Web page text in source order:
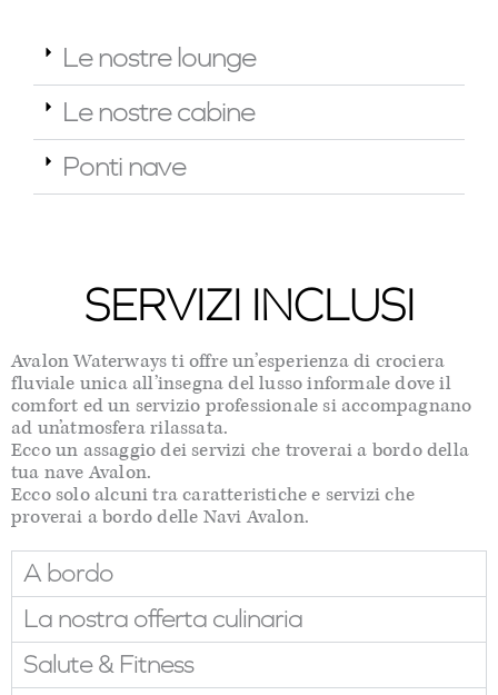
Le nostre lounge
Le nostre cabine
Ponti nave
SERVIZI INCLUSI
Avalon Waterways ti offre un’esperienza di crociera
fluviale unica all’insegna del lusso informale dove il
comfort ed un servizio professionale si accompagnano
ad un’atmosfera rilassata.
Ecco un assaggio dei servizi che troverai a bordo della
tua nave Avalon.
Ecco solo alcuni tra caratteristiche e servizi che
proverai a bordo delle Navi Avalon.
A bordo
La nostra offerta culinaria
Salute & Fitness